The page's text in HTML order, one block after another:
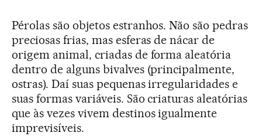
Pérolas são objetos estranhos. Não são pedras
preciosas frias, mas esferas de nácar de
origem animal, criadas de forma aleatória
dentro de alguns bivalves (principalmente,
ostras). Daí suas pequenas irregularidades e
suas formas variáveis. São criaturas aleatórias
que às vezes vivem destinos igualmente
imprevisíveis.